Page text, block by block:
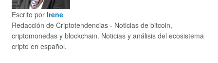
Escrito por Irene
Redacción de Criptotendencias - Noticias de bitcoin,
criptomonedas y blockchain. Noticias y análisis del ecosistema
cripto en español.